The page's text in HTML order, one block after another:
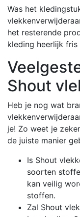
Was het
het resterende
kleding heerlijk fris
Shout
Heb je nog wat
je! Zo weet je
de juiste manier
Is Shout
soorten
kan veilig
stoffen.
Zal Shout